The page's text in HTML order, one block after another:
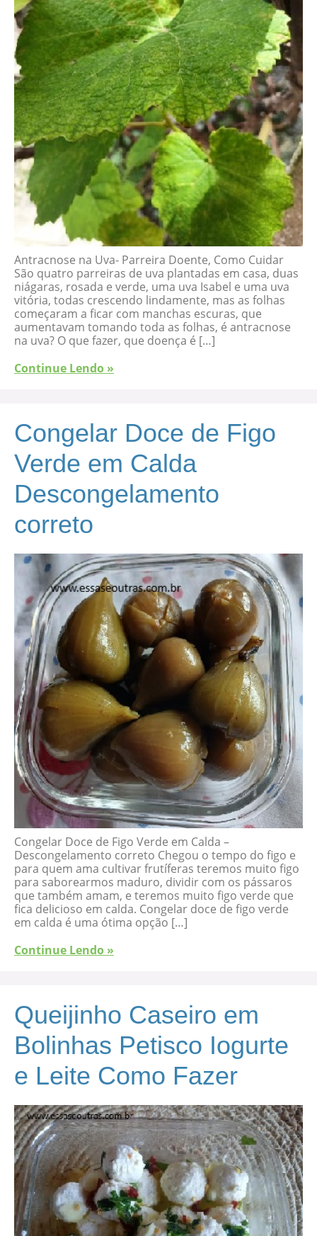
Antracnose na Uva- Parreira Doente, Como Cuidar
São quatro parreiras de uva plantadas em casa, duas
niágaras, rosada e verde, uma uva Isabel e uma uva
vitória, todas crescendo lindamente, mas as folhas
começaram a ficar com manchas escuras, que
aumentavam tomando toda as folhas, é antracnose
na uva? O que fazer, que doença é […]
Continue Lendo »
Congelar Doce de Figo
Verde em Calda
Descongelamento
correto
Congelar Doce de Figo Verde em Calda –
Descongelamento correto Chegou o tempo do figo e
para quem ama cultivar frutíferas teremos muito figo
para saborearmos maduro, dividir com os pássaros
que também amam, e teremos muito figo verde que
fica delicioso em calda. Congelar doce de figo verde
em calda é uma ótima opção […]
Continue Lendo »
Queijinho Caseiro em
Bolinhas Petisco Iogurte
e Leite Como Fazer